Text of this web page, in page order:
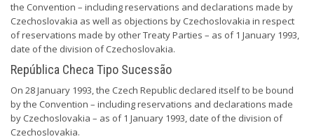
the Convention – including reservations and declarations made by
Czechoslovakia as well as objections by Czechoslovakia in respect
of reservations made by other Treaty Parties – as of 1 January 1993,
date of the division of Czechoslovakia.
República Checa Tipo Sucessão
On 28 January 1993, the Czech Republic declared itself to be bound
by the Convention – including reservations and declarations made
by Czechoslovakia – as of 1 January 1993, date of the division of
Czechoslovakia.